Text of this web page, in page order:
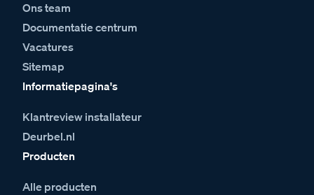
Ons team
Documentatie centrum
Vacatures
Sitemap
Informatiepagina's
Klantreview installateur
Deurbel.nl
Producten
Alle producten